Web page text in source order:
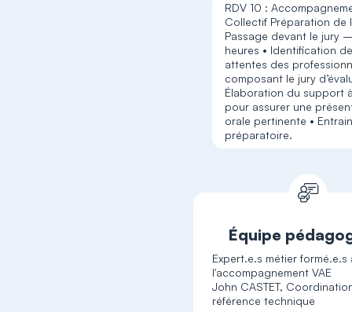
RDV 10 :
Collectif Préparation de
Passage devant le jury
heures • Identification
attentes des
composant le jury
Élaboration du support
pour assurer une
orale pertinente •
préparatoire.
Équipe
Expert.e.s métier formé.e.s
l'accompagnement VAE
John CASTET,